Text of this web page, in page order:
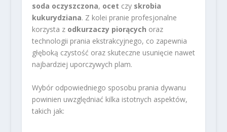
soda oczyszczona, ocet czy skrobia
kukurydziana. Z kolei pranie profesjonalne
korzysta z odkurzaczy piorących oraz
technologii prania ekstrakcyjnego, co zapewnia
głęboką czystość oraz skuteczne usunięcie nawet
najbardziej uporczywych plam.
Wybór odpowiedniego sposobu prania dywanu
powinien uwzględniać kilka istotnych aspektów,
takich jak: